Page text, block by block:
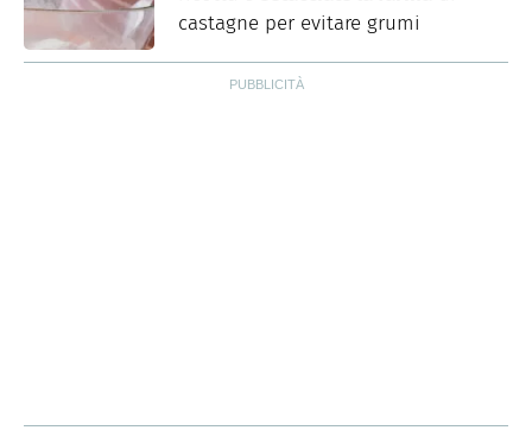
castagne per evitare grumi